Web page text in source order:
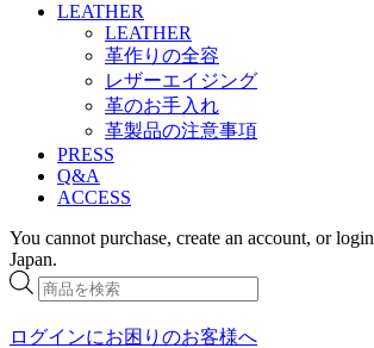
LEATHER
LEATHER
革作りの全容
レザーエイジング
革のお手入れ
革製品の注意事項
PRESS
Q&A
ACCESS
You cannot purchase, create an account, or
Japan.
商
品
検
ログインにお困りのお客様へ